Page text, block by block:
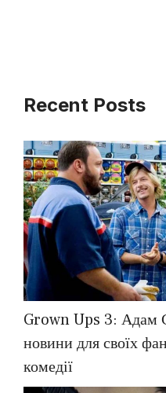
Recent Posts
Grown Ups 3: Адам
новини для своїх
комедії